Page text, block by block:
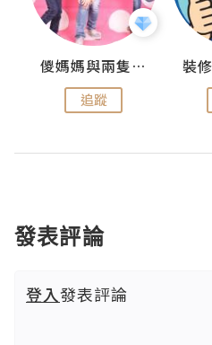
儍媽媽與兩隻小魔怪之家
追蹤
發表評論
登入發表評論